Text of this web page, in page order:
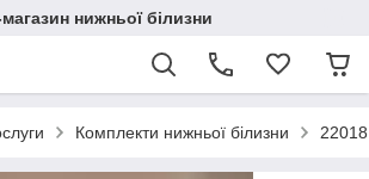
нижньої білизни
Комплекти нижньої білизни